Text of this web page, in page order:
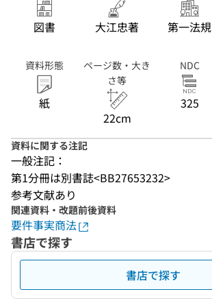
図書 大江忠著 第一法規
資料形態
紙
ページ数・大き
さ等
22cm
NDC
325
資料に関する注記
一般注記：
第1分冊は別書誌<BB27653232>
参考文献あり
関連資料・改題前後資料
要件事実商法
書店で探す
書店で探す